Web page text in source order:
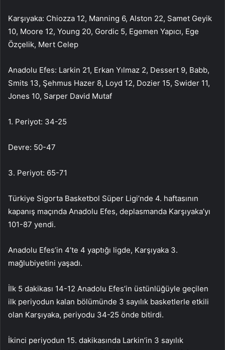
Karşıyaka: Chiozza 12, Manning 6, Alston 22, Samet Geyik
10, Moore 12, Young 20, Gordic 5, Egemen Yapıcı, Ege
Özçelik, Mert Celep
Anadolu Efes: Larkin 21, Erkan Yılmaz 2, Dessert 9, Babb,
Smits 13, Şehmus Hazer 8, Loyd 12, Dozier 15, Swider 11,
Jones 10, Sarper David Mutaf
1. Periyot: 34-25
Devre: 50-47
3. Periyot: 65-71
Türkiye Sigorta Basketbol Süper Ligi’nde 4. haftasının
kapanış maçında Anadolu Efes, deplasmanda Karşıyaka’yı
101-87 yendi.
Anadolu Efes’in 4’te 4 yaptığı ligde, Karşıyaka 3.
mağlubiyetini yaşadı.
İlk 5 dakikası 14-12 Anadolu Efes’in üstünlüğüyle geçilen
ilk periyodun kalan bölümünde 3 sayılık basketlerle etkili
olan Karşıyaka, periyodu 34-25 önde bitirdi.
İkinci periyodun 15. dakikasında Larkin’in 3 sayılık